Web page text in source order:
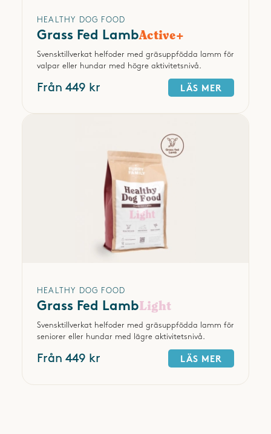
HEALTHY DOG FOOD
Grass Fed LambActive+
Svensktillverkat helfoder med gräsuppfödda lamm för
valpar eller hundar med högre aktivitetsnivå.
Från 449 kr LÄS MER
HEALTHY DOG FOOD
Grass Fed LambLight
Svensktillverkat helfoder med gräsuppfödda lamm för
seniorer eller hundar med lägre aktivitetsnivå.
Från 449 kr LÄS MER